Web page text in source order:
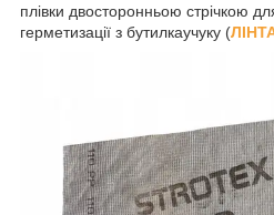
плівки двосторонньою стрічкою
герметизації з бутилкаучуку (